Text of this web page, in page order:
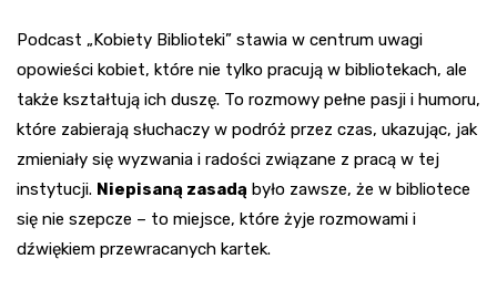
Podcast „Kobiety Biblioteki” stawia w centrum uwagi
opowieści kobiet, które nie tylko pracują w bibliotekach, ale
także kształtują ich duszę. To rozmowy pełne pasji i humoru,
które zabierają słuchaczy w podróż przez czas, ukazując, jak
zmieniały się wyzwania i radości związane z pracą w tej
instytucji. Niepisaną zasadą było zawsze, że w bibliotece
się nie szepcze – to miejsce, które żyje rozmowami i
dźwiękiem przewracanych kartek.